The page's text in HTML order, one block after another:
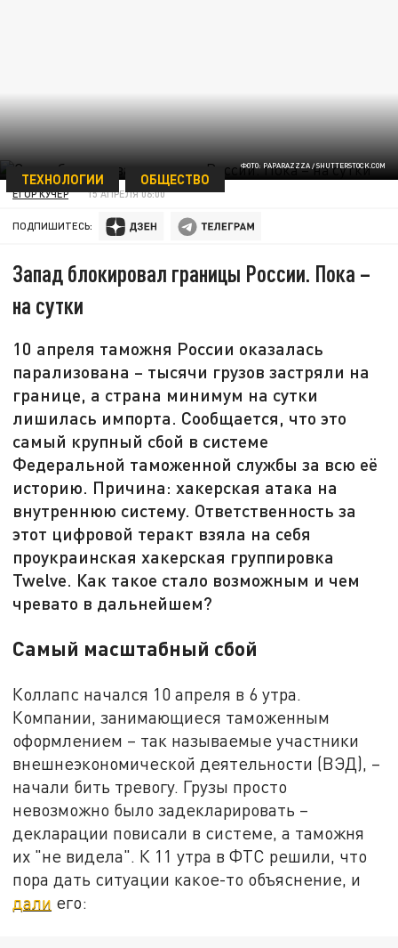
ФОТО: PAPARAZZZA / SHUTTERSTОСK.СОM
ТЕХНОЛОГИИ ОБЩЕСТВО
ЕГОР КУЧЕР 15 АПРЕЛЯ 06:00
ПОДПИШИТЕСЬ:
Запад блокировал границы России. Пока –
на сутки
10 апреля таможня России оказалась
парализована – тысячи грузов застряли на
границе, а страна минимум на сутки
лишилась импорта. Сообщается, что это
самый крупный сбой в системе
Федеральной таможенной службы за всю её
историю. Причина: хакерская атака на
внутреннюю систему. Ответственность за
этот цифровой теракт взяла на себя
проукраинская хакерская группировка
Twelve. Как такое стало возможным и чем
чревато в дальнейшем?
Самый масштабный сбой
Коллапс начался 10 апреля в 6 утра.
Компании, занимающиеся таможенным
оформлением – так называемые участники
внешнеэкономической деятельности (ВЭД), –
начали бить тревогу. Грузы просто
невозможно было задекларировать –
декларации повисали в системе, а таможня
их "не видела". К 11 утра в ФТС решили, что
пора дать ситуации какое-то объяснение, и
дали его: